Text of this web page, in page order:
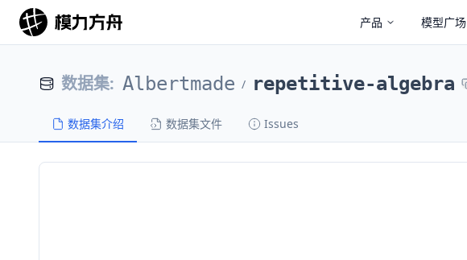
产品 模型广场
数据集: Albertmade / repetitive-algebra
数据集介绍 数据集文件 Issues